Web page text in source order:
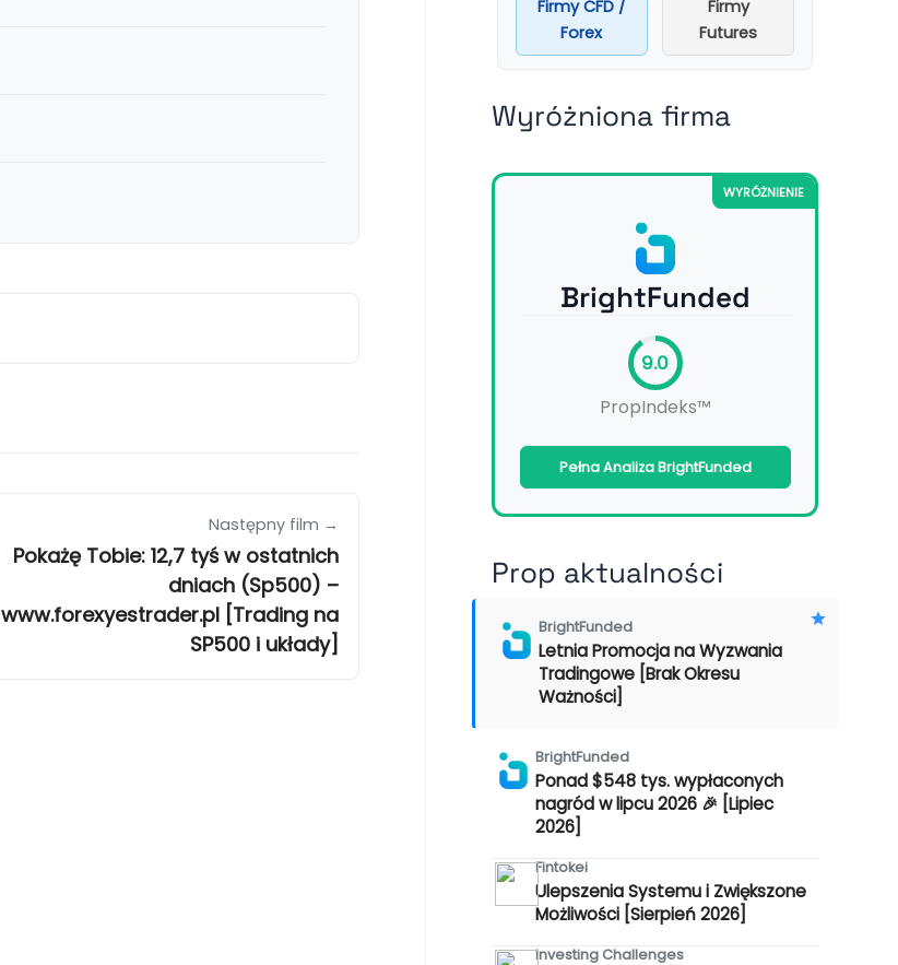
Następny film →
Pokażę Tobie: 12,7 tyś w ostatnich
dniach (Sp500) –
www.forexyestrader.pl [Trading na
SP500 i układy]
Firmy CFD /
Forex
Firmy
Futures
Wyróżniona firma
WYRÓŻNIENIE
BrightFunded
9.0
PropIndeks™
Pełna Analiza BrightFunded
Prop aktualności
BrightFunded
Letnia Promocja na Wyzwania
Tradingowe [Brak Okresu
Ważności]
BrightFunded
Ponad $548 tys. wypłaconych
nagród w lipcu 2026 🎉 [Lipiec
2026]
Fintokei
Ulepszenia Systemu i Zwiększone
Możliwości [Sierpień 2026]
Investing Challenges